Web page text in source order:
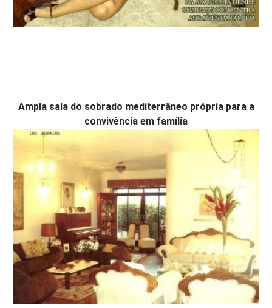
Ampla sala do sobrado mediterrâneo própria para a
convivência em família